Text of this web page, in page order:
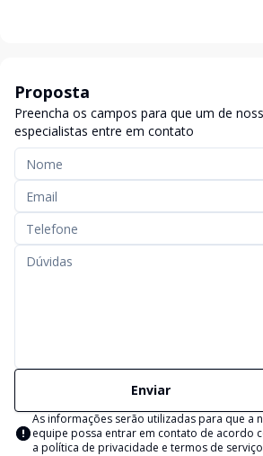
Proposta
Preencha os campos para que um de
especialistas entre em contato
Enviar
As informações serão utilizadas para que a
equipe possa entrar em contato de acordo
a política de privacidade e termos de serviço